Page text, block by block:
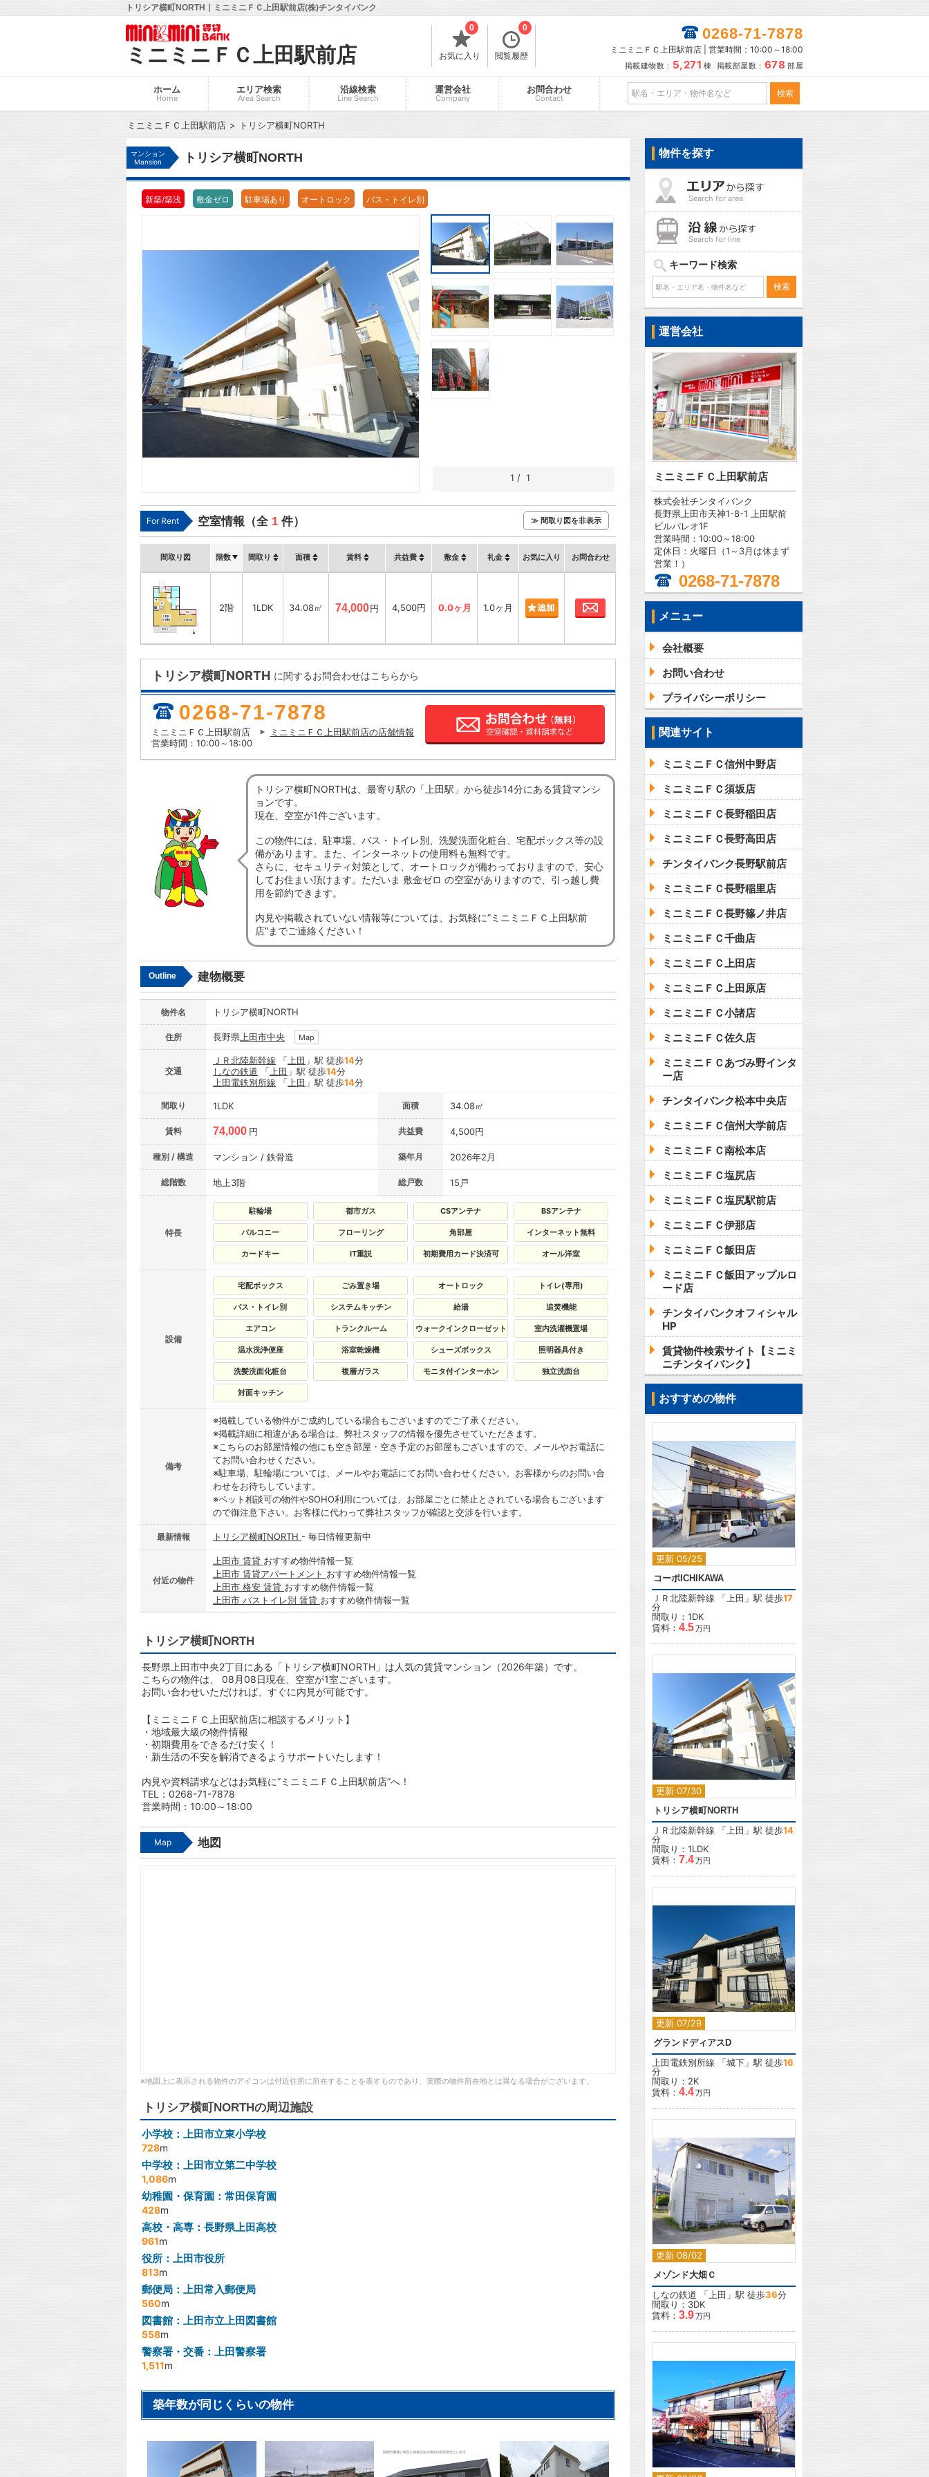
トリシア横町NORTH｜ミニミニＦＣ上田駅前店(株)チンタイバンク
ミニミニＦＣ上田駅前店 お気に入り
0
閲覧履歴
0 0268-71-7878
ミニミニＦＣ上田駅前店 | 営業時間：10:00～18:00
掲載建物数： 5,271 棟 掲載部屋数： 678 部屋
ホーム
Home
エリア検索
Area Search
沿線検索
Line Search
運営会社
Company
お問合わせ
Contact
ミニミニＦＣ上田駅前店 トリシア横町NORTH
マンション
Mansion
トリシア横町NORTH
新築/築浅 敷金ゼロ 駐車場あり オートロック バス・トイレ別
1 / 1
For Rent 空室情報（全 1 件） ≫ 間取り図を非表示
間取り図 階数 間取り 面積 賃料 共益費 敷金 礼金 お気に入り お問合わせ
2階 1LDK 34.08㎡ 74,000円 4,500円 0.0ヶ月 1.0ヶ月 お問合わせ
トリシア横町NORTH に関するお問合わせはこちらから
0268-71-7878
ミニミニＦＣ上田駅前店
ミニミニＦＣ上田駅前店の店舗情報
営業時間：10:00～18:00
トリシア横町NORTHは、最寄り駅の「上田駅」から徒歩14分にある賃貸マンシ
ョンです。
現在、空室が1件ございます。
この物件には、駐車場、バス・トイレ別、洗髪洗面化粧台、宅配ボックス等の設
備があります。また、インターネットの使用料も無料です。
さらに、セキュリティ対策として、オートロックが備わっておりますので、安心
してお住まい頂けます。ただいま 敷金ゼロ の空室がありますので、引っ越し費
用を節約できます。
内見や掲載されていない情報等については、お気軽に”ミニミニＦＣ上田駅前
店”までご連絡ください！
Outline 建物概要
物件名 トリシア横町NORTH
住所 長野県 上田市中央 Map
交通
ＪＲ北陸新幹線 「 上田 」駅 徒歩14分
しなの鉄道 「 上田 」駅 徒歩14分
上田電鉄別所線 「 上田 」駅 徒歩14分
間取り 1LDK 面積 34.08㎡
賃料 74,000 円 共益費 4,500円
種別 / 構造 マンション / 鉄骨造 築年月 2026年2月
総階数 地上3階 総戸数 15戸
特長
駐輪場 都市ガス CSアンテナ BSアンテナ
バルコニー フローリング 角部屋 インターネット無料
カードキー IT重説 初期費用カード決済可 オール洋室
設備
宅配ボックス ごみ置き場 オートロック トイレ(専用)
バス・トイレ別 システムキッチン 給湯 追焚機能
エアコン トランクルーム ウォークインクローゼット 室内洗濯機置場
温水洗浄便座 浴室乾燥機 シューズボックス 照明器具付き
洗髪洗面化粧台 複層ガラス モニタ付インターホン 独立洗面台
対面キッチン
備考
※掲載している物件がご成約している場合もございますのでご了承ください。
※掲載詳細に相違がある場合は、弊社スタッフの情報を優先させていただきます。
※こちらのお部屋情報の他にも空き部屋・空き予定のお部屋もございますので、メールやお電話に
てお問い合わせください。
※駐車場、駐輪場については、メールやお電話にてお問い合わせください。お客様からのお問い合
わせをお待ちしています。
※ペット相談可の物件やSOHO利用については、お部屋ごとに禁止とされている場合もございます
ので御注意下さい。お客様に代わって弊社スタッフが確認と交渉を行います。
最新情報 トリシア横町NORTH - 毎日情報更新中
付近の物件
上田市 賃貸 おすすめ物件情報一覧
上田市 賃貸アパートメント おすすめ物件情報一覧
上田市 格安 賃貸 おすすめ物件情報一覧
上田市 バストイレ別 賃貸 おすすめ物件情報一覧
トリシア横町NORTH
長野県上田市中央2丁目にある「トリシア横町NORTH」は人気の賃貸マンション（2026年築）です。
こちらの物件は、 08月08日現在、空室が1室ございます。
お問い合わせいただければ、すぐに内見が可能です。
【ミニミニＦＣ上田駅前店に相談するメリット】
・地域最大級の物件情報
・初期費用をできるだけ安く！
・新生活の不安を解消できるようサポートいたします！
内見や資料請求などはお気軽に”ミニミニＦＣ上田駅前店”へ！
TEL：0268-71-7878
営業時間：10:00～18:00
Map 地図
※地図上に表示される物件のアイコンは付近住所に所在することを表すものであり、実際の物件所在地とは異なる場合がございます。
トリシア横町NORTHの周辺施設
小学校：上田市立東小学校
728m
中学校：上田市立第二中学校
1,086m
幼稚園・保育園：常田保育園
428m
高校・高専：長野県上田高校
961m
役所：上田市役所
813m
郵便局：上田常入郵便局
560m
図書館：上田市立上田図書館
558m
警察署・交番：上田警察署
1,511m
築年数が同じくらいの物件
物件を探す
Search for area
Search for line
キーワード検索
運営会社
ミニミニＦＣ上田駅前店
株式会社チンタイバンク
長野県上田市天神1-8-1 上田駅前
ビルパレオ1F
営業時間：10:00～18:00
定休日：火曜日（1～3月は休まず
営業！）
0268-71-7878
メニュー
会社概要
お問い合わせ
プライバシーポリシー
関連サイト
ミニミニＦＣ信州中野店
ミニミニＦＣ須坂店
ミニミニＦＣ長野稲田店
ミニミニＦＣ長野高田店
チンタイバンク長野駅前店
ミニミニＦＣ長野稲里店
ミニミニＦＣ長野篠ノ井店
ミニミニＦＣ千曲店
ミニミニＦＣ上田店
ミニミニＦＣ上田原店
ミニミニＦＣ小諸店
ミニミニＦＣ佐久店
ミニミニＦＣあづみ野インタ
ー店
チンタイバンク松本中央店
ミニミニＦＣ信州大学前店
ミニミニＦＣ南松本店
ミニミニＦＣ塩尻店
ミニミニＦＣ塩尻駅前店
ミニミニＦＣ伊那店
ミニミニＦＣ飯田店
ミニミニＦＣ飯田アップルロ
ード店
チンタイバンクオフィシャル
HP
賃貸物件検索サイト【ミニミ
ニチンタイバンク】
おすすめの物件
更新 05/25
2
コーポICHIKAWA
ＪＲ北陸新幹線 「 上田 」駅 徒歩17
分
間取り：1DK
賃料： 4.5万円
更新 07/30
2
トリシア横町NORTH
ＪＲ北陸新幹線 「 上田 」駅 徒歩14
分
間取り：1LDK
賃料： 7.4万円
更新 07/29
2
グランドディアスD
上田電鉄別所線 「城下 」駅 徒歩16
分
間取り：2K
賃料： 4.4万円
更新 08/02
2
メゾンド大畑Ｃ
しなの鉄道 「 上田 」駅 徒歩36分
間取り：3DK
賃料： 3.9万円
2